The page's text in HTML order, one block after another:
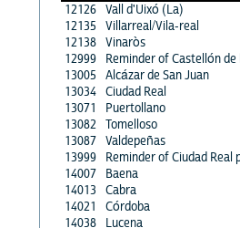
12126 Vall d'Uixó (La)
12135
Villarreal/Vila-real
12138 Vinaròs
12999
Reminder of Castellón
13005
Alcázar de San Juan
13034 Ciudad Real
13071
Puertollano
13082 Tomelloso
13087 Valdepeñas
13999
Reminder of Ciudad Real
14007
Baena
14013
Cabra
14021
Córdoba
14038
Lucena